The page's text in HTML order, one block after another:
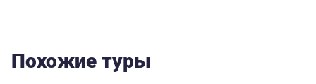
Похожие туры